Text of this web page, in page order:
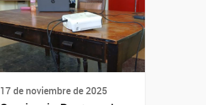
17 de noviembre de 2025